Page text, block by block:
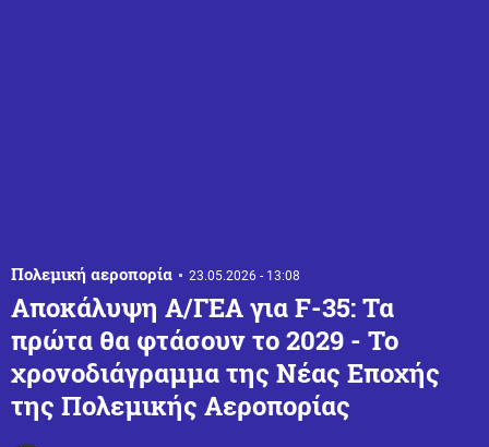
Πολεμική αεροπορία 23.05.2026 - 13:08
Αποκάλυψη Α/ΓΕΑ για F-35: Τα
πρώτα θα φτάσουν το 2029 - Το
χρονοδιάγραμμα της Νέας Εποχής
της Πολεμικής Αεροπορίας